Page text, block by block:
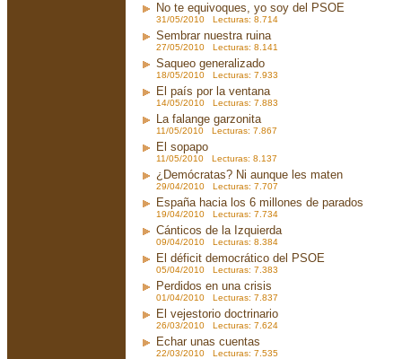
No te equivoques, yo soy del PSOE
31/05/2010 Lecturas: 8.714
Sembrar nuestra ruina
27/05/2010 Lecturas: 8.141
Saqueo generalizado
18/05/2010 Lecturas: 7.933
El país por la ventana
14/05/2010 Lecturas: 7.883
La falange garzonita
11/05/2010 Lecturas: 7.867
El sopapo
11/05/2010 Lecturas: 8.137
¿Demócratas? Ni aunque les maten
29/04/2010 Lecturas: 7.707
España hacia los 6 millones de parados
19/04/2010 Lecturas: 7.734
Cánticos de la Izquierda
09/04/2010 Lecturas: 8.384
El déficit democrático del PSOE
05/04/2010 Lecturas: 7.383
Perdidos en una crisis
01/04/2010 Lecturas: 7.837
El vejestorio doctrinario
26/03/2010 Lecturas: 7.624
Echar unas cuentas
22/03/2010 Lecturas: 7.535